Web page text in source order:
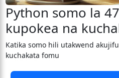
Python somo la
kupokea na
Katika somo hili utakwend
kuchakata fomu